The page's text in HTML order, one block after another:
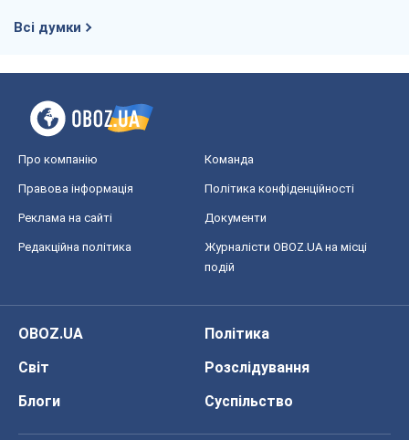
Всі думки
Про компанію Команда
Правова інформація Політика конфіденційності
Реклама на сайті Документи
Редакційна політика
Журналісти OBOZ.UA на місці
подій
OBOZ.UA
Політика
Світ
Розслідування
Блоги
Суспільство